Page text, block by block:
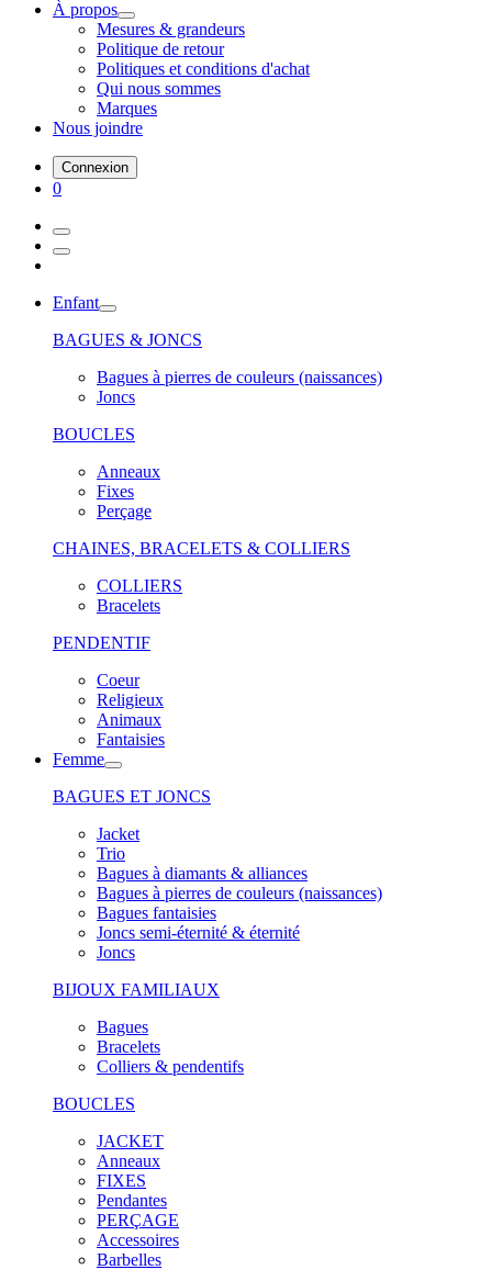
À propos
Mesures & grandeurs
Politique de retour
Politiques et conditions d'achat
Qui nous sommes
Marques
Nous joindre
Connexion
0
Enfant
BAGUES & JONCS
Bagues à pierres de couleurs (naissances)
Joncs
BOUCLES
Anneaux
Fixes
Perçage
CHAINES, BRACELETS & COLLIERS
COLLIERS
Bracelets
PENDENTIF
Coeur
Religieux
Animaux
Fantaisies
Femme
BAGUES ET JONCS
Jacket
Trio
Bagues à diamants & alliances
Bagues à pierres de couleurs (naissances)
Bagues fantaisies
Joncs semi-éternité & éternité
Joncs
BIJOUX FAMILIAUX
Bagues
Bracelets
Colliers & pendentifs
BOUCLES
JACKET
Anneaux
FIXES
Pendantes
PERÇAGE
Accessoires
Barbelles